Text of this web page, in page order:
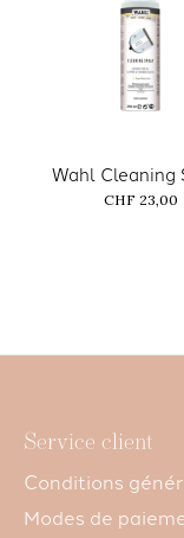
Wahl Cleaning
CHF 23,00
Service client
Conditions
Modes de